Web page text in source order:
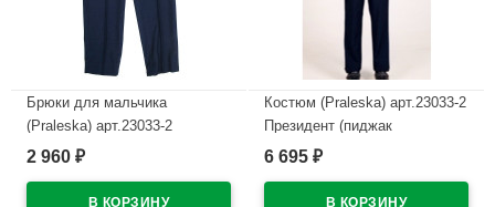
Брюки для мальчика
(Praleska) арт.23033-2
Президент зауженный силуэт
цвет синий
2 960 ₽
Костюм (Praleska) арт.23033-2
Президент (пиджак
классический/брюки
28/122-46/182 цвет синий
6 695 ₽